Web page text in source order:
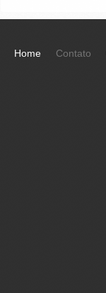
Home Contato